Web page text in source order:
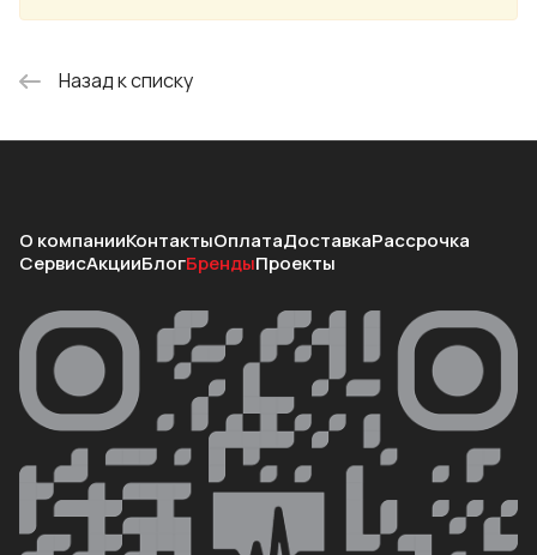
Назад к списку
О компанииКонтактыОплатаДоставкаРассрочка
СервисАкцииБлогБрендыПроекты